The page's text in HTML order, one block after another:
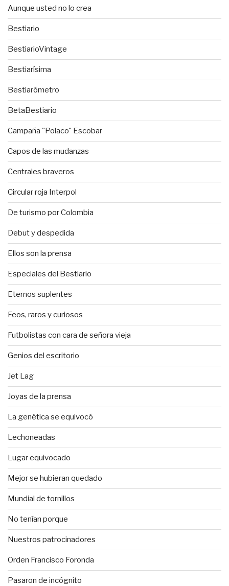
Aunque usted no lo crea
Bestiario
BestiarioVintage
Bestiarísima
Bestiarómetro
BetaBestiario
Campaña "Polaco" Escobar
Capos de las mudanzas
Centrales braveros
Circular roja Interpol
De turismo por Colombia
Debut y despedida
Ellos son la prensa
Especiales del Bestiario
Eternos suplentes
Feos, raros y curiosos
Futbolistas con cara de señora vieja
Genios del escritorio
Jet Lag
Joyas de la prensa
La genética se equivocó
Lechoneadas
Lugar equivocado
Mejor se hubieran quedado
Mundial de tornillos
No tenían porque
Nuestros patrocinadores
Orden Francisco Foronda
Pasaron de incógnito